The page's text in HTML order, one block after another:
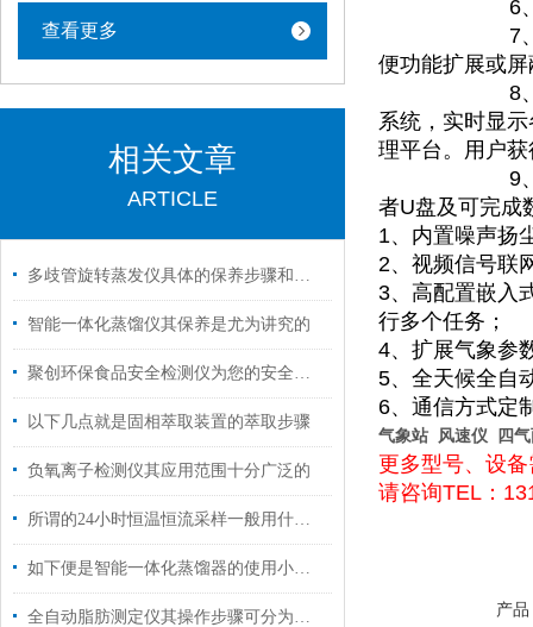
查看更多
相关文章
ARTICLE
多歧管旋转蒸发仪具体的保养步骤和注意事项
智能一体化蒸馏仪其保养是尤为讲究的
聚创环保食品安全检测仪为您的安全把关
以下几点就是固相萃取装置的萃取步骤
负氧离子检测仪其应用范围十分广泛的
所谓的24小时恒温恒流采样一般用什么仪器？
如下便是智能一体化蒸馏器的使用小常识
全自动脂肪测定仪其操作步骤可分为以下五个核心阶段
6、用户通
7、安装维护
便功能扩展或
8、ZF-3030
系统，实时显
理平台。用户
9、ZF-3030
者U盘及可完成
1、内置噪声扬
2、视频信号联
3、高配置嵌入
行多个任务；
4、扩展气象参
5、全天候全自
6、通信方式定
气象站 风速仪 四
更多型号、设
请咨询TEL：
产品